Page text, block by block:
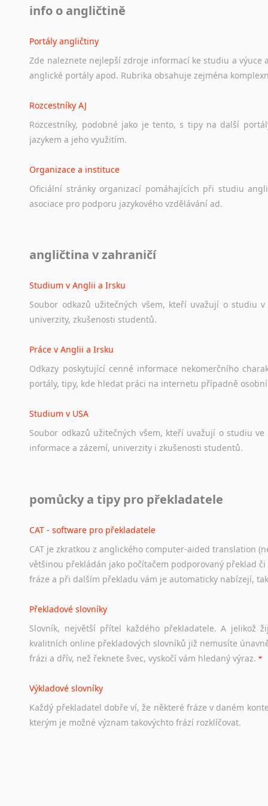
info o angličtině
Portály angličtiny
Zde naleznete nejlepší zdroje informací ke studiu a výuce
anglické portály apod. Rubrika obsahuje zejména
Rozcestníky AJ
Rozcestníky, podobné jako je tento, s tipy na další
jazykem a jeho využitím.
Organizace a instituce
Oficiální stránky organizací pomáhajících při studiu
asociace pro podporu jazykového vzdělávání ad.
Ať už se jedná o česká diskusní
angličtina v zahraničí
Studium v Anglii a Irsku
Soubor odkazů užitečných všem, kteří uvažují o studiu v
univerzity, zkušenosti studentů.
Práce v Anglii a Irsku
Odkazy poskytující cenné informace nekomerčního
portály, tipy, kde hledat práci na internetu případně osobní
Studium v USA
Soubor odkazů užitečných všem, kteří uvažují o studiu ve
informace a zázemí, univerzity i zkušenosti studentů.
Odkazy poskytující cenné informace nekomerčního
Studium v Austrálii
Soubor odkazů užitečných všem, kteří uvažují o studiu v
a zázemí, australské univerzity a samozřejmě i osobní
Práce v Austrálii
Odkazy poskytující cenné informace nekomerčního
hledat práci na internetu případně osobní zkušenosti
Hledáte-li
práci
stejná obecná pravidla, jako pro český životopis. Tak dost
pomůcky a tipy pro překladatele
CAT - software pro překladatele
CAT je zkratkou z anglického computer-aided translation
většinou překládán jako počítačem podporovaný překlad
fráze a při dalším překladu vám je automaticky nabízejí,
Překladové slovníky
Slovník, největší přítel každého překladatele. A jelikož
kvalitních online překladových slovníků již nemusíte
frázi a dřív, než řeknete švec, vyskočí vám hledaný výraz.
Výkladové slovníky
Každý překladatel dobře ví, že některé fráze v daném
kterým je možné význam takovýchto frází rozklíčovat.